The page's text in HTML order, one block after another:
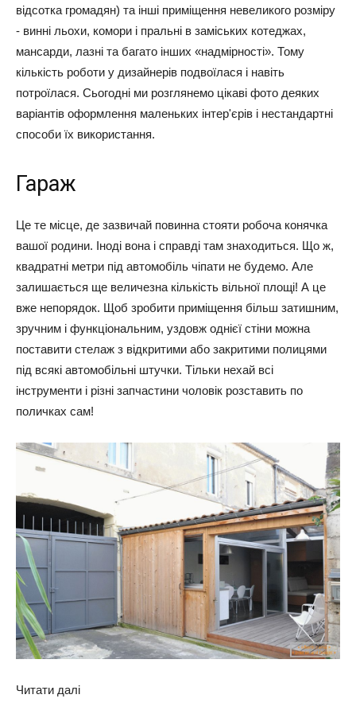
відсотка громадян) та інші приміщення невеликого розміру
- винні льохи, комори і пральні в заміських котеджах,
мансарди, лазні та багато інших «надмірності». Тому
кількість роботи у дизайнерів подвоїлася і навіть
потроїлася. Сьогодні ми розглянемо цікаві фото деяких
варіантів оформлення маленьких інтер'єрів і нестандартні
способи їх використання.
Гараж
Це те місце, де зазвичай повинна стояти робоча конячка
вашої родини. Іноді вона і справді там знаходиться. Що ж,
квадратні метри під автомобіль чіпати не будемо. Але
залишається ще величезна кількість вільної площі! А це
вже непорядок. Щоб зробити приміщення більш затишним,
зручним і функціональним, уздовж однієї стіни можна
поставити стелаж з відкритими або закритими полицями
під всякі автомобільні штучки. Тільки нехай всі
інструменти і різні запчастини чоловік розставить по
поличках сам!
Читати далі